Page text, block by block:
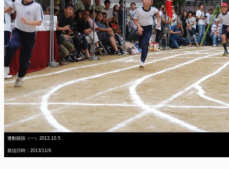
運動競技（一）2013.10.5
発信日時：2013/11/6